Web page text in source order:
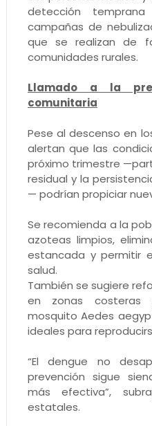
detección
campañas de
que se realizan de
comunidades rurales.
Llamado a la
comunitaria
Pese al descenso en
alertan que las
próximo trimestre
residual y la
— podrían propiciar
Se recomienda a la
azoteas limpios,
estancada y permitir
salud.
También se sugiere
en zonas costeras
mosquito Aedes
ideales para
“El dengue no
prevención sigue
más efectiva”,
estatales.